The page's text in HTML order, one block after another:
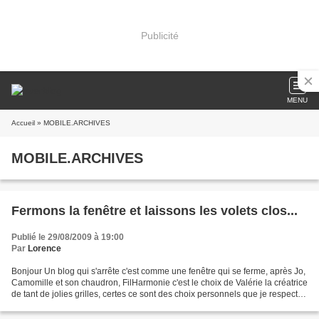
Publicité
MENU
Accueil » MOBILE.ARCHIVES
MOBILE.ARCHIVES
Fermons la fenêtre et laissons les volets clos...
Publié le 29/08/2009 à 19:00
Par Lorence
Bonjour Un blog qui s'arrête c'est comme une fenêtre qui se ferme, après Jo,
Camomille et son chaudron, FilHarmonie c'est le choix de Valérie la créatrice
de tant de jolies grilles, certes ce sont des choix personnels que je respecte